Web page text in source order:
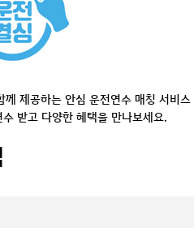
제공하는 안심 운전연수 매칭 서비스
받고 다양한 혜택을 만나보세요.